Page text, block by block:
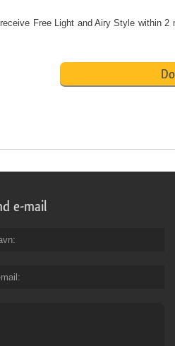
Free Light and Airy Style within
e-mail